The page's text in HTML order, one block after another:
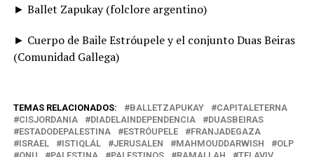
► Ballet Zapukay (folclore argentino)
► Cuerpo de Baile Estróupele y el conjunto Duas Beiras
(Comunidad Gallega)
TEMAS RELACIONADOS: BALLETZAPUKAY
CAPITALETERNA
CISJORDANIA
DIADELAINDEPENDENCIA
DUASBEIRAS
ESTADODEPALESTINA
ESTRÓUPELE
FRANJADEGAZA
ISRAEL
ISTIQLÁL JERUSALEN MAHMOUDDARWISH
OLP